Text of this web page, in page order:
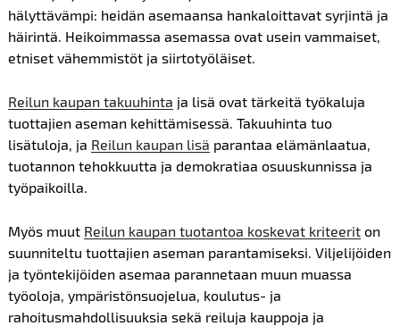
hälyttävämpi: heidän asemaansa hankaloittavat syrjintä ja
häirintä. Heikoimmassa asemassa ovat usein vammaiset,
etniset vähemmistöt ja siirtotyöläiset.
Reilun kaupan takuuhinta ja lisä ovat tärkeitä työkaluja
tuottajien aseman kehittämisessä. Takuuhinta tuo
lisätuloja, ja Reilun kaupan lisä parantaa elämänlaatua,
tuotannon tehokkuutta ja demokratiaa osuuskunnissa ja
työpaikoilla.
Myös muut Reilun kaupan tuotantoa koskevat kriteeriton
suunniteltu tuottajien aseman parantamiseksi. Viljelijöiden
ja työntekijöiden asemaa parannetaan muun muassa
työoloja, ympäristönsuojelua, koulutus- ja
rahoitusmahdollisuuksia sekä reiluja kauppoja ja